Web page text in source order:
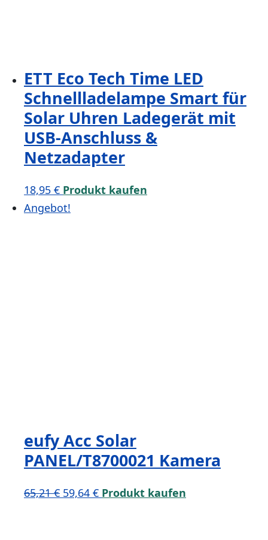
ETT Eco Tech Time LED
Schnellladelampe Smart für
Solar Uhren Ladegerät mit
USB-Anschluss &
Netzadapter
18,95 € Produkt kaufen
Angebot!
eufy Acc Solar
PANEL/T8700021 Kamera
65,21€ Ursprünglicher
59,64 €Aktueller
Produkt kaufen